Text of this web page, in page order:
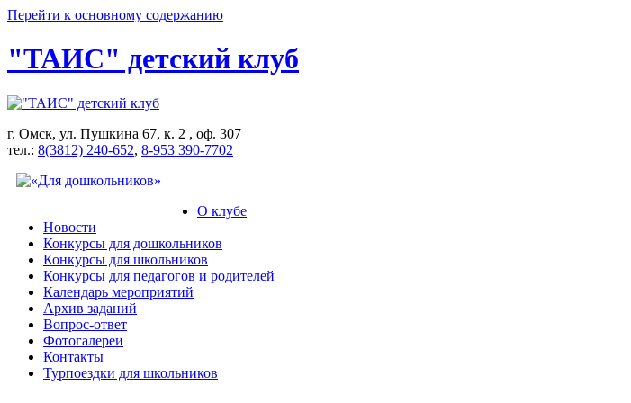
Перейти к основному содержанию
"ТАИС" детский клуб
г. Омск, ул. Пушкина 67, к. 2 , оф. 307
тел.: 8(3812) 240-652, 8-953 390-7702
О клубе
Новости
Конкурсы для дошкольников
Конкурсы для школьников
Конкурсы для педагогов и родителей
Календарь мероприятий
Архив заданий
Вопрос-ответ
Фотогалереи
Контакты
Турпоездки для школьников